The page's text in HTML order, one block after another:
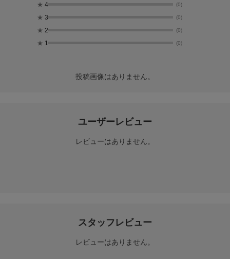
★ 4 (0)
★ 3 (0)
★ 2 (0)
★ 1 (0)
投稿画像はありません。
ユーザーレビュー
レビューはありません。
スタッフレビュー
レビューはありません。